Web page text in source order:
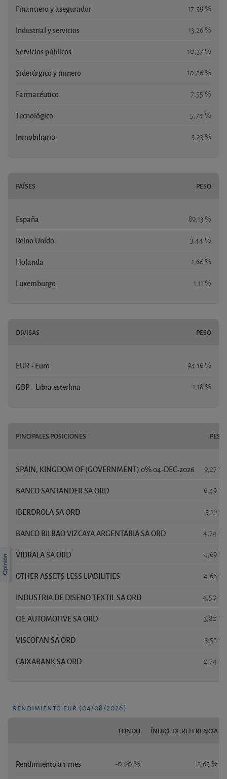
Financiero y asegurador 17,59 %
Industrial y servicios 13,26 %
Servicios públicos 10,37 %
Siderúrgico y minero 10,26 %
Farmacéutico 7,55 %
Tecnológico 5,74 %
Inmobiliario 3,23 %
PAÍSES PESO
España 89,13 %
Reino Unido 3,44 %
Holanda 1,66 %
Luxemburgo 1,11 %
DIVISAS PESO
EUR - Euro 94,16 %
GBP - Libra esterlina 1,18 %
PINCIPALES POSICIONES PESO
SPAIN, KINGDOM OF (GOVERNMENT) 0% 04-DEC-2026 9,27 %
BANCO SANTANDER SA ORD 6,49 %
IBERDROLA SA ORD 5,19 %
BANCO BILBAO VIZCAYA ARGENTARIA SA ORD 4,74 %
VIDRALA SA ORD 4,69 %
OTHER ASSETS LESS LIABILITIES 4,66 %
INDUSTRIA DE DISENO TEXTIL SA ORD 4,50 %
CIE AUTOMOTIVE SA ORD 3,80 %
VISCOFAN SA ORD 3,52 %
CAIXABANK SA ORD 2,74 %
rendimiento eur (04/08/2026)
FONDO ÍNDICE DE REFERENCIA
Rendimiento a 1 mes -0,90 % 2,65 %